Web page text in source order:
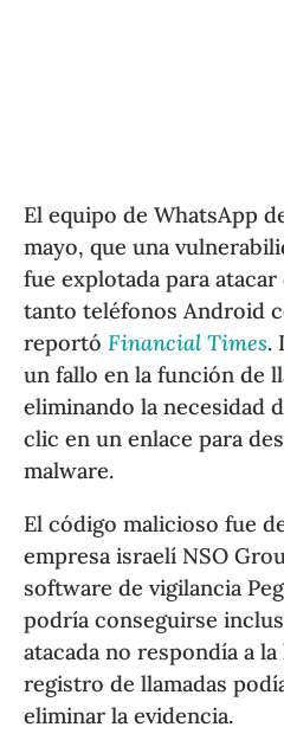
El equipo de WhatsApp
mayo, que una
fue explotada para
tanto teléfonos Android
reportóFinancial Times.
un fallo en la función de
eliminando la necesidad
clic en un enlace para
malware.
El código malicioso fue
empresa israelí NSO
software de vigilancia
podría conseguirse
atacada no respondía a la
registro de llamadas
eliminar la evidencia.